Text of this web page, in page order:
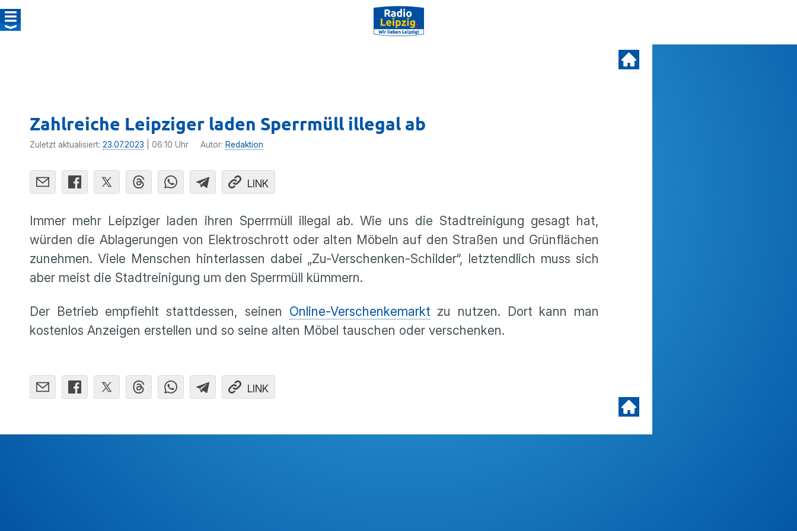
Zahlreiche Leipziger laden Sperrmüll illegal ab
Zuletzt aktualisiert: 23.07.2023 | 06:10 Uhr Autor: Redaktion
LINK
Immer mehr Leipziger laden ihren Sperrmüll illegal ab. Wie uns die Stadtreinigung gesagt hat,
würden die Ablagerungen von Elektroschrott oder alten Möbeln auf den Straßen und Grünflächen
zunehmen. Viele Menschen hinterlassen dabei „Zu-Verschenken-Schilder“, letztendlich muss sich
aber meist die Stadtreinigung um den Sperrmüll kümmern.
Der Betrieb empfiehlt stattdessen, seinen Online-Verschenkemarktzu nutzen. Dort kann man
kostenlos Anzeigen erstellen und so seine alten Möbel tauschen oder verschenken.
LINK